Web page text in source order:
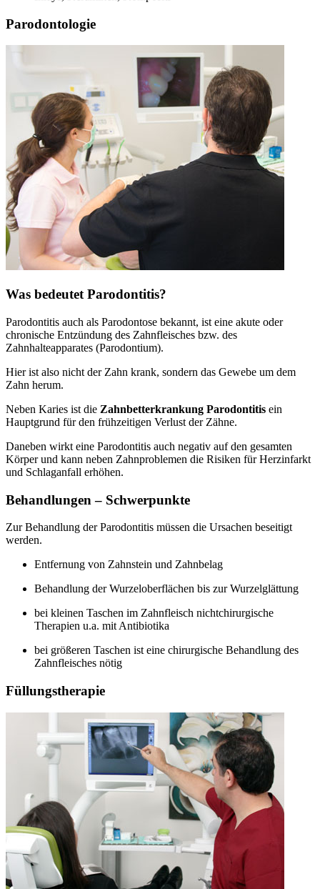
Parodontologie
Was bedeutet Parodontitis?
Parodontitis auch als Parodontose bekannt, ist eine akute oder
chronische Entzündung des Zahnfleisches bzw. des
Zahnhalteapparates (Parodontium).
Hier ist also nicht der Zahn krank, sondern das Gewebe um dem
Zahn herum.
Neben Karies ist die Zahnbetterkrankung Parodontitis ein
Hauptgrund für den frühzeitigen Verlust der Zähne.
Daneben wirkt eine Parodontitis auch negativ auf den gesamten
Körper und kann neben Zahnproblemen die Risiken für Herzinfarkt
und Schlaganfall erhöhen.
Behandlungen – Schwerpunkte
Zur Behandlung der Parodontitis müssen die Ursachen beseitigt
werden.
Entfernung von Zahnstein und Zahnbelag
Behandlung der Wurzeloberflächen bis zur Wurzelglättung
bei kleinen Taschen im Zahnfleisch nichtchirurgische
Therapien u.a. mit Antibiotika
bei größeren Taschen ist eine chirurgische Behandlung des
Zahnfleisches nötig
Füllungstherapie